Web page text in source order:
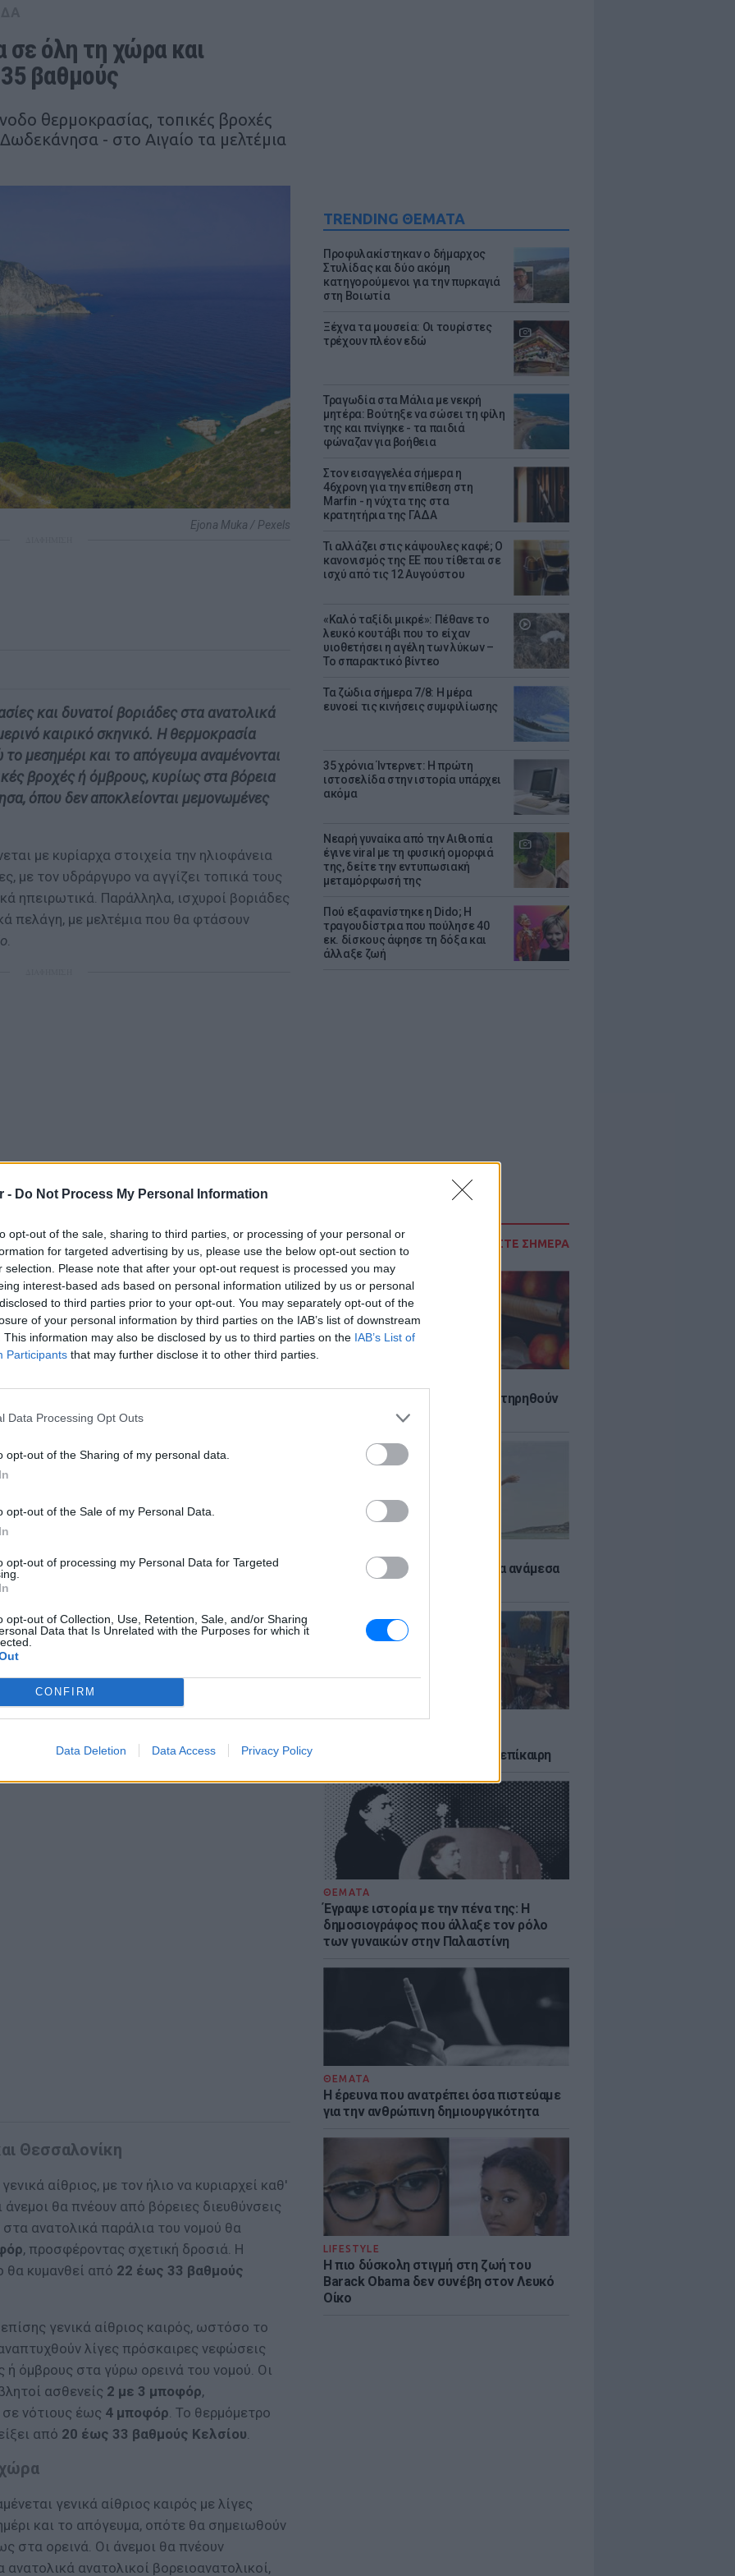
- Do Not Process My Personal Information
opt-out of the sale, sharing to third parties, or processing of your personal or
for targeted advertising by us, please use the below opt-out section to
selection. Please note that after your opt-out request is processed you may
interest-based ads based on personal information utilized by us or personal
to third parties prior to your opt-out. You may separately opt-out of the
of your personal information by third parties on the IAB’s list of downstream
This information may also be disclosed by us to third parties on the IAB’s List of
Participants that may further disclose it to other third parties.
Data Processing Opt Outs
opt-out of the Sharing of my personal data.
opt-out of the Sale of my Personal Data.
opt-out of processing my Personal Data for Targeted
opt-out of Collection, Use, Retention, Sale, and/or Sharing
Data that Is Unrelated with the Purposes for which it
CONFIRM
Data Deletion Data Access Privacy Policy
TRENDING ΘΕΜΑΤΑ
Προφυλακίστηκαν ο δήμαρχος
Στυλίδας και δύο ακόμη
κατηγορούμενοι για την πυρκαγιά
στη Βοιωτία
Ξέχνα τα μουσεία: Οι τουρίστες
τρέχουν πλέον εδώ
Τραγωδία στα Μάλια με νεκρή
μητέρα: Βούτηξε να σώσει τη φίλη
της και πνίγηκε - τα παιδιά
φώναζαν για βοήθεια
Στον εισαγγελέα σήμερα η
46χρονη για την επίθεση στη
Marfin - η νύχτα της στα
κρατητήρια της ΓΑΔΑ
Τι αλλάζει στις κάψουλες καφέ; Ο
κανονισμός της ΕΕ που τίθεται σε
ισχύ από τις 12 Αυγούστου
«Καλό ταξίδι μικρέ»: Πέθανε το
λευκό κουτάβι που το είχαν
υιοθετήσει η αγέλη των λύκων –
Το σπαρακτικό βίντεο
Τα ζώδια σήμερα 7/8: Η μέρα
ευνοεί τις κινήσεις συμφιλίωσης
35 χρόνια Ίντερνετ: Η πρώτη
ιστοσελίδα στην ιστορία υπάρχει
ακόμα
Νεαρή γυναίκα από την Αιθιοπία
έγινε viral με τη φυσική ομορφιά
της, δείτε την εντυπωσιακή
μεταμόρφωσή της
Πού εξαφανίστηκε η Dido; Η
τραγουδίστρια που πούλησε 40
εκ. δίσκους άφησε τη δόξα και
άλλαξε ζωή
ΔΙΑΒΑΣΤΕ ΣΗΜΕΡΑ
6 φρούτα που μπορουν να διατηρηθούν
εκτός ψυγείου το καλοκαίρι
Πώς να αποφύγεις το σύγκαμα ανάμεσα
POP CULTURE
νεοπλουτισμό και παραμένει επίκαιρη
ΘΕΜΑΤΑ
Έγραψε ιστορία με την πένα της: Η
δημοσιογράφος που άλλαξε τον ρόλο
των γυναικών στην Παλαιστίνη
ΘΕΜΑΤΑ
Η έρευνα που ανατρέπει όσα πιστεύαμε
για την ανθρώπινη δημιουργικότητα
LIFESTYLE
Η πιο δύσκολη στιγμή στη ζωή του
Barack Obama δεν συνέβη στον Λευκό
Οίκο
σε όλη τη χώρα και
βαθμούς
θερμοκρασίας, τοπικές βροχές
- στο Αιγαίο τα μελτέμια
Ejona Muka / Pexels
και δυνατοί βοριάδες στα ανατολικά
καιρικό σκηνικό. Η θερμοκρασία
μεσημέρι και το απόγευμα αναμένονται
βροχές ή όμβρους, κυρίως στα βόρεια
όπου δεν αποκλείονται μεμονωμένες
με κυρίαρχα στοιχεία την ηλιοφάνεια
με τον υδράργυρο να αγγίζει τοπικά τους
ηπειρωτικά. Παράλληλα, ισχυροί βοριάδες
πελάγη, με μελτέμια που θα φτάσουν
.
βροχές ή όμβροι αναμένονται τις
ώρες, κυρίως στα βόρεια ηπειρωτικά
διακυμάνσεις
διευθύνσεις, δημιουργώντας έντονη
δυτικά η ένταση θα αγγίξει τα
τα
με ένταση4 με 6 μποφόρ, ενώ
τα
άνοδο. Στα νησιά τουΙονίουκαι τα
, ενώ στα δυτικά
τοπικά τους
θα κυμανθεί στους27 με 29
τμήματα θα φτάσει τους
ΔΙΑΦΗΜΙΣΗ
Θεσσαλονίκη
αίθριος, με τον ήλιο να κυριαρχεί καθ'
άνεμοι θα πνέουν από βόρειες διευθύνσεις
στα ανατολικά παράλια του νομού θα
, προσφέροντας σχετική δροσιά. Η
θα κυμανθεί από 22 έως 33 βαθμούς
γενικά αίθριος καιρός, ωστόσο το
λίγες πρόσκαιρες νεφώσεις
όμβρους στα γύρω ορεινά του νομού. Οι
ασθενείς 2 με 3 μποφόρ,
νότιους έως 4 μποφόρ. Το θερμόμετρο
από 20 έως 33 βαθμούς Κελσίου.
γενικά αίθριος καιρός με λίγες
και το απόγευμα, οπότε θα σημειωθούν
στα ορεινά. Οι άνεμοι θα πνέουν
ανατολικοί βορειοανατολικοί,